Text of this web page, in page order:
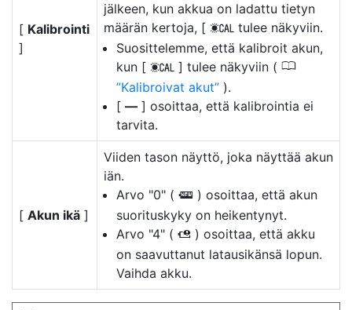
[ Kalibrointi
]
jälkeen, kun akkua on ladattu tietyn
määrän kertoja, [ j tulee näkyviin.
Suosittelemme, että kalibroit akun,
kun [ j ] tulee näkyviin ( 0
Kalibroivat akut
).
[ –– ] osoittaa, että kalibrointia ei
tarvita.
[ Akun ikä ]
Viiden tason näyttö, joka näyttää akun
iän.
Arvo "0" ( k ) osoittaa, että akun
suorituskyky on heikentynyt.
Arvo "4" ( l ) osoittaa, että akku
on saavuttanut latausikänsä lopun.
Vaihda akku.